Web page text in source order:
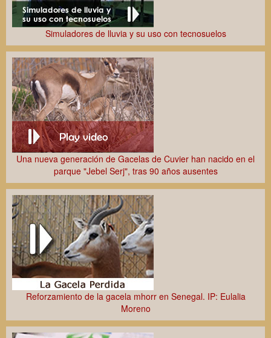
Simuladores de lluvia y su uso con tecnosuelos
Una nueva generación de Gacelas de Cuvier han nacido en el
parque "Jebel Serj", tras 90 años ausentes
Reforzamiento de la gacela mhorr en Senegal. IP: Eulalia
Moreno